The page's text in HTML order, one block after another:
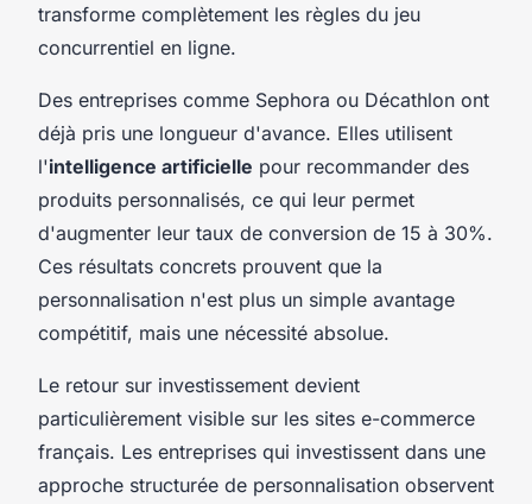
transforme complètement les règles du jeu
concurrentiel en ligne.
Des entreprises comme Sephora ou Décathlon ont
déjà pris une longueur d'avance. Elles utilisent
l'intelligence artificielle pour recommander des
produits personnalisés, ce qui leur permet
d'augmenter leur taux de conversion de 15 à 30%.
Ces résultats concrets prouvent que la
personnalisation n'est plus un simple avantage
compétitif, mais une nécessité absolue.
Le retour sur investissement devient
particulièrement visible sur les sites e-commerce
français. Les entreprises qui investissent dans une
approche structurée de personnalisation observent